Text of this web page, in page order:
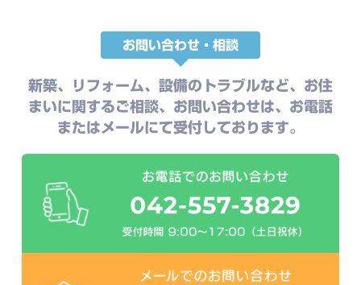
お問い合わせ・相談
新築、リフォーム、設備のトラブルなど、お住
まいに関するご相談、お問い合わせは、お電話
またはメールにて受付しております。